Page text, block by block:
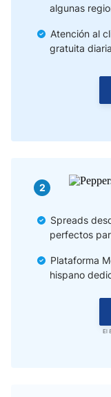
algunas
Atención al
gratuita
El
2
Spreads
perfectos
Plataforma
hispano